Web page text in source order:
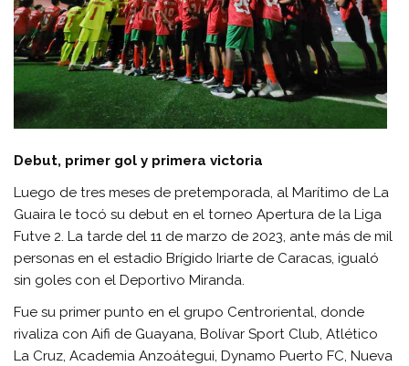
Debut, primer gol y primera victoria
Luego de tres meses de pretemporada, al Marítimo de La
Guaira le tocó su debut en el torneo Apertura de la Liga
Futve 2. La tarde del 11 de marzo de 2023, ante más de mil
personas en el estadio Brígido Iriarte de Caracas, igualó
sin goles con el Deportivo Miranda.
Fue su primer punto en el grupo Centroriental, donde
rivaliza con Aifi de Guayana, Bolívar Sport Club, Atlético
La Cruz, Academia Anzoátegui, Dynamo Puerto FC, Nueva